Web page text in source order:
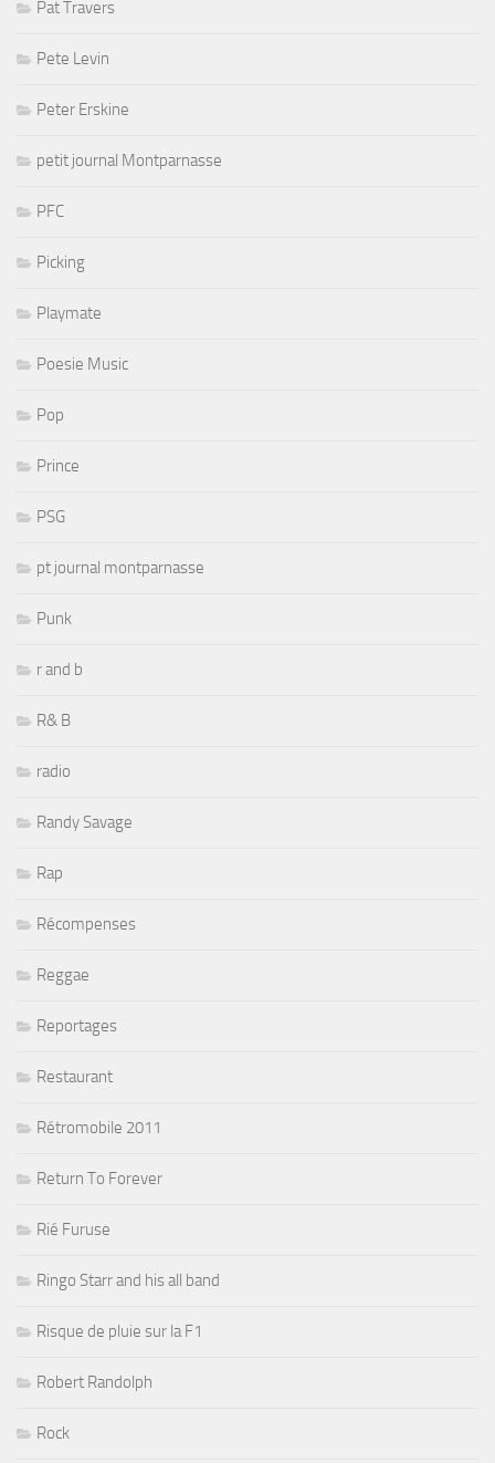
Pat Travers
Pete Levin
Peter Erskine
petit journal Montparnasse
PFC
Picking
Playmate
Poesie Music
Pop
Prince
PSG
pt journal montparnasse
Punk
r and b
R& B
radio
Randy Savage
Rap
Récompenses
Reggae
Reportages
Restaurant
Rétromobile 2011
Return To Forever
Rié Furuse
Ringo Starr and his all band
Risque de pluie sur la F1
Robert Randolph
Rock